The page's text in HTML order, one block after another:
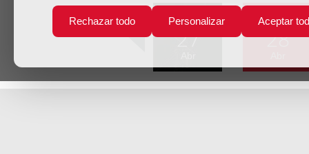
Rechazar todo Personalizar Aceptar
Lun
27
Mar
28